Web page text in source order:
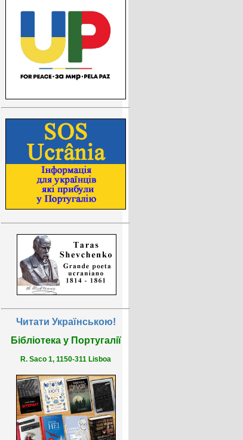
Читати Українською!
Бібліотека у Португалії
R. Saco 1, 1150-311 Lisboa